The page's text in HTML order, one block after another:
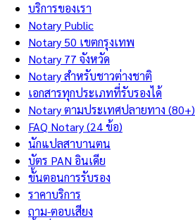
บริการของเรา
Notary Public
Notary 50 เขตกรุงเทพ
Notary 77 จังหวัด
Notary สำหรับชาวต่างชาติ
เอกสารทุกประเภทที่รับรองได้
Notary ตามประเทศปลายทาง (80+)
FAQ Notary (24 ข้อ)
นักแปลสาบานตน
บัตร PAN อินเดีย
ขั้นตอนการรับรอง
ราคาบริการ
ถาม-ตอบเสียง